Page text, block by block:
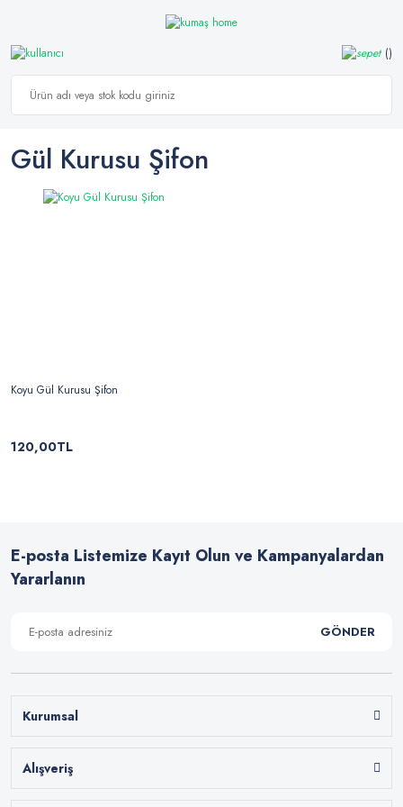
Gül Kurusu Şifon
Koyu Gül Kurusu Şifon
120,00TL
E-posta Listemize Kayıt Olun ve Kampanyalardan
Yararlanın
GÖNDER
Kurumsal
Alışveriş